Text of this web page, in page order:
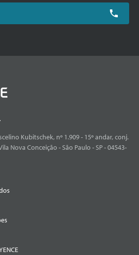
Kubitschek, nº 1.909 - 15º andar, conj.
Nova Conceição - São Paulo - SP - 04543-